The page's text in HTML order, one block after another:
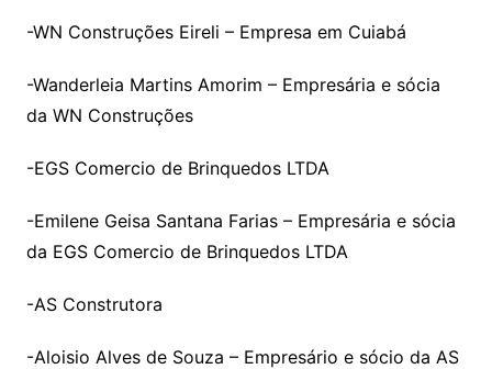
-WN Construções Eireli – Empresa em Cuiabá
-Wanderleia Martins Amorim – Empresária e sócia
da WN Construções
-EGS Comercio de Brinquedos LTDA
-Emilene Geisa Santana Farias – Empresária e sócia
da EGS Comercio de Brinquedos LTDA
-AS Construtora
-Aloisio Alves de Souza – Empresário e sócio da AS